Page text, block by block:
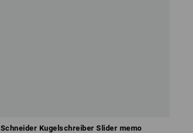
Schneider Kugelschreiber Slider memo